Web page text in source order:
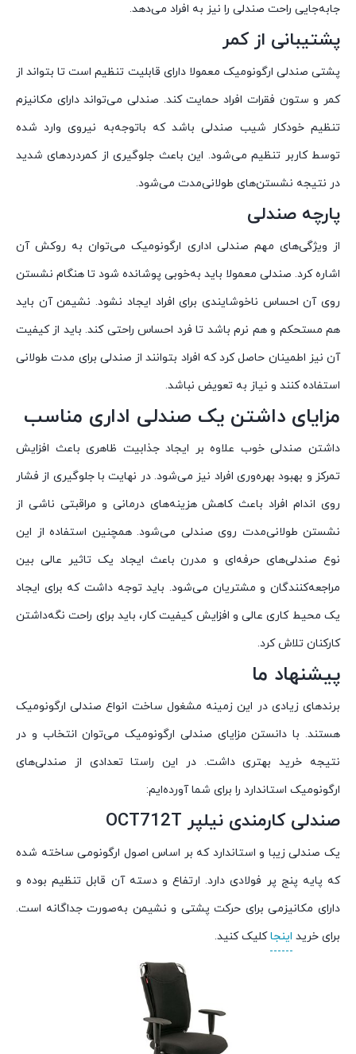
جابه‌جایی راحت صندلی را نیز به افراد می‌دهد.
پشتیبانی از کمر
پشتی صندلی ارگونومیک معمولا دارای قابلیت تنظیم است تا بتواند از
کمر و ستون فقرات افراد حمایت کند. صندلی می‌تواند دارای مکانیزم
تنظیم خودکار شیب صندلی باشد که باتوجه‌به نیروی وارد شده
توسط کاربر تنظیم می‌شود. این باعث جلوگیری از کمردردهای شدید
در نتیجه نشستن‌های طولانی‌مدت می‌شود.
پارچه صندلی
از ویژگی‌های مهم صندلی اداری ارگونومیک می‌توان به روکش آن
اشاره کرد. صندلی معمولا باید به‌خوبی پوشانده شود تا هنگام نشستن
روی آن احساس ناخوشایندی برای افراد ایجاد نشود. نشیمن آن باید
هم مستحکم و هم نرم باشد تا فرد احساس راحتی کند. باید از کیفیت
آن نیز اطمینان حاصل کرد که افراد بتوانند از صندلی برای مدت طولانی
استفاده کنند و نیاز به تعویض نباشد.
مزایای داشتن یک صندلی اداری مناسب
داشتن صندلی خوب علاوه بر ایجاد جذابیت ظاهری باعث افزایش
تمرکز و بهبود بهره‌وری افراد نیز می‌شود. در نهایت با جلوگیری از فشار
روی اندام افراد باعث کاهش هزینه‌های درمانی و مراقبتی ناشی از
نشستن طولانی‌مدت روی صندلی می‌شود. همچنین استفاده از این
نوع صندلی‌های حرفه‌ای و مدرن باعث ایجاد یک تاثیر عالی بین
مراجعه‌کنندگان و مشتریان می‌شود. باید توجه داشت که برای ایجاد
یک محیط کاری عالی و افزایش کیفیت کار، باید برای راحت نگه‌داشتن
کارکنان تلاش کرد.
پیشنهاد ما
برندهای زیادی در این زمینه مشغول ساخت انواع صندلی ارگونومیک
هستند. با دانستن مزایای صندلی ارگونومیک می‌توان انتخاب و در
نتیجه خرید بهتری داشت. در این راستا تعدادی از صندلی‌های
ارگونومیک استاندارد را برای شما آورده‌ایم:
صندلی کارمندی نیلپر OCT712T
یک صندلی زیبا و استاندارد که بر اساس اصول ارگونومی ساخته شده
که پایه پنج پر فولادی دارد. ارتفاع و دسته آن قابل تنظیم بوده و
دارای مکانیزمی برای حرکت پشتی و نشیمن به‌صورت جداگانه است.
برای خرید اینجاکلیک کنید.